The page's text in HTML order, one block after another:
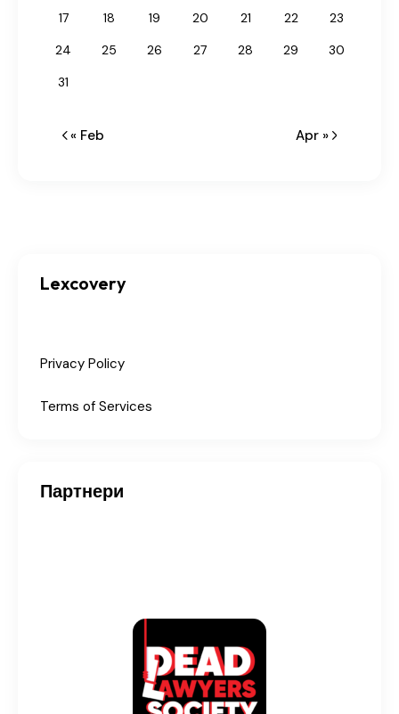
17
18 19 20 21 22
23
24
25 26 27 28 29
30
31
« Feb Apr »
Lexcovery
Privacy Policy
Terms of Services
Партнери